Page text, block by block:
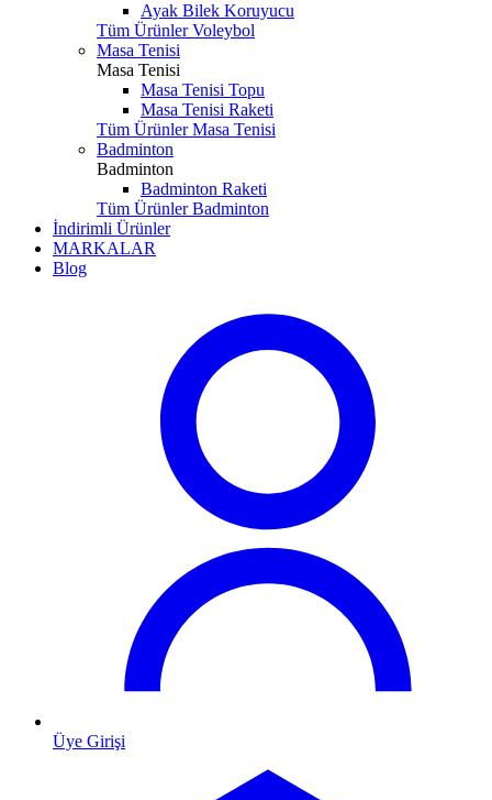
Ayak Bilek Koruyucu
Tüm Ürünler Voleybol
Masa Tenisi
Masa Tenisi
Masa Tenisi Topu
Masa Tenisi Raketi
Tüm Ürünler Masa Tenisi
Badminton
Badminton
Badminton Raketi
Tüm Ürünler Badminton
İndirimli Ürünler
MARKALAR
Blog
Üye Girişi